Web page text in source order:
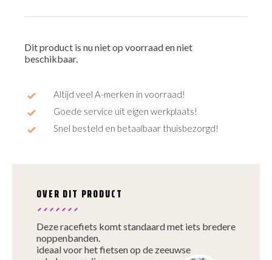
Dit product is nu niet op voorraad en niet
beschikbaar.
Altijd veel A-merken in voorraad!
Goede service uit eigen werkplaats!
Snel besteld en betaalbaar thuisbezorgd!
OVER DIT PRODUCT
Deze racefiets komt standaard met iets bredere
noppenbanden.
ideaal voor het fietsen op de zeeuwse